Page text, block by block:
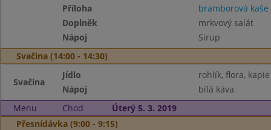
Příloha
bramborová kaše
Doplněk
mrkvový salát
Nápoj
Sirup
Svačina (14:00 - 14:30)
Svačina
Jídlo
rohlík, flora, kapie
Nápoj
bílá káva
Menu
Chod
Úterý 5. 3. 2019
Přesnídávka (9:00 - 9:15)